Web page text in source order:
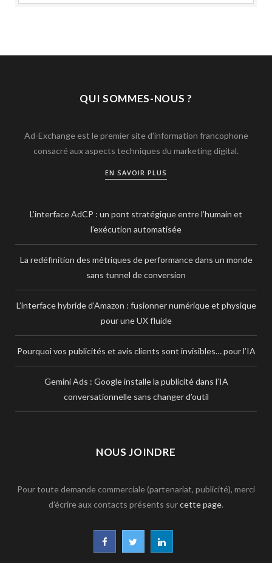
QUI SOMMES-NOUS ?
Ad-Exchange est le premier site d’information francophone
consacré aux aspects techniques du marketing digital.
EN SAVOIR PLUS
L’interface AdCP : un pont stratégique entre l’humain et
l’exécution automatisée
La redéfinition des métriques de performance dans un monde
sans tunnel de conversion
L’interface hybride d’Amazon : fusionner numérique et physique
pour une UX fluide
Pourquoi vos publicités et avis clients sont invisibles… pour l’IA
Gemini Ads : Google installe la publicité dans l’IA
conversationnelle sans changer d’outil
NOUS JOINDRE
Pour toute demande commerciale (partenariat, publicité), merci
d’écrire aux contacts présents surcette page.
F L